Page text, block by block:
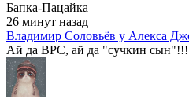
Бапка-Пацайка
26 минут назад
Владимир Соловьёв у Алекса
Ай да ВРС, ай да "сучкин сын"!!!